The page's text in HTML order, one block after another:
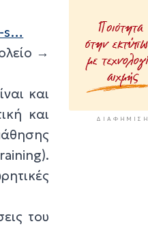
s…
→
και
και
του
ΔΙΑΦΉΜΙΣΗ